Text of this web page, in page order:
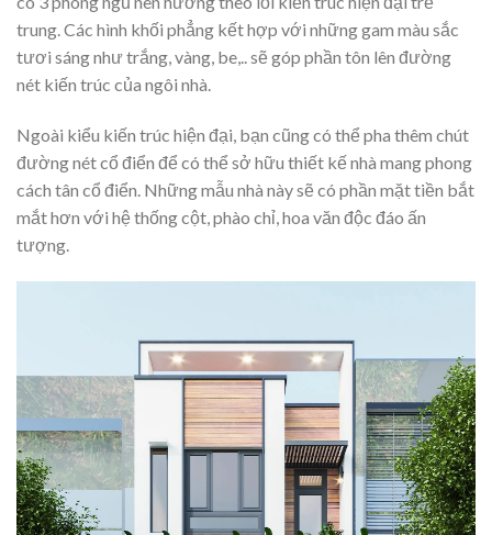
trung. Các hình khối phẳng kết hợp với những gam màu sắc
tươi sáng như trắng, vàng, be,.. sẽ góp phần tôn lên đường
nét kiến trúc của ngôi nhà.
Ngoài kiểu kiến trúc hiện đại, bạn cũng có thể pha thêm chút
đường nét cổ điển để có thể sở hữu thiết kế nhà mang phong
cách tân cổ điển. Những mẫu nhà này sẽ có phần mặt tiền bắt
mắt hơn với hệ thống cột, phào chỉ, hoa văn độc đáo ấn
tượng.